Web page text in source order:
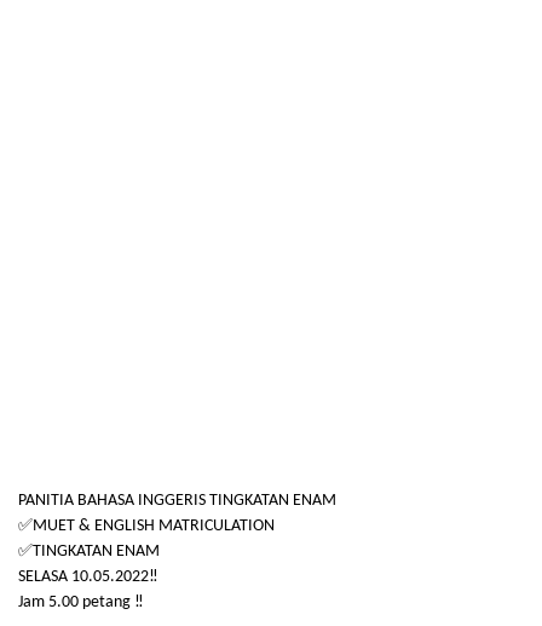
PANITIA BAHASA INGGERIS TINGKATAN ENAM
✅MUET & ENGLISH MATRICULATION
✅TINGKATAN ENAM
SELASA 10.05.2022‼️
Jam 5.00 petang ‼️